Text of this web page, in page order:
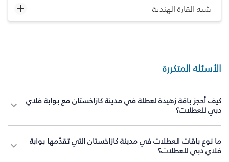
شبه القارة الهندية
الأسئلة المتكررة
كيف أحجز باقة زهيدة لعطلة في مدينة كازاخستان مع بوابة فلاي
دبي للعطلات؟
ما نوع باقات العطلات في مدينة كازاخستان التي تقدّمها بوابة
فلاي دبي للعطلات؟